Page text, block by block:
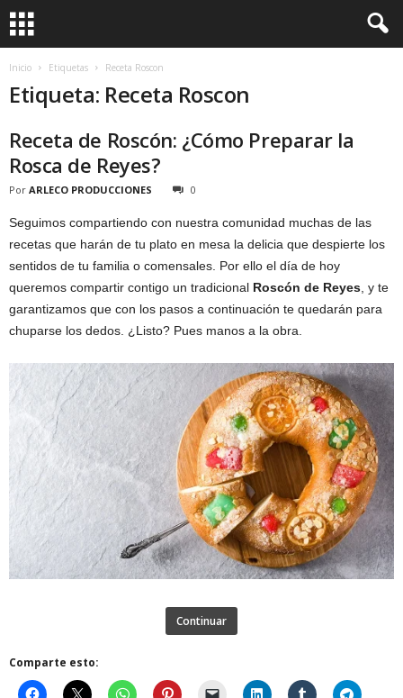
Inicio Etiquetas Receta Roscon
Etiqueta: Receta Roscon
Receta de Roscón: ¿Cómo Preparar la
Rosca de Reyes?
Por ARLECO PRODUCCIONES 0
Seguimos compartiendo con nuestra comunidad muchas de las
recetas que harán de tu plato en mesa la delicia que despierte los
sentidos de tu familia o comensales. Por ello el día de hoy
queremos compartir contigo un tradicional Roscón de Reyes , y te
garantizamos que con los pasos a continuación te quedarán para
chuparse los dedos. ¿Listo? Pues manos a la obra.
Continuar
Comparte esto: